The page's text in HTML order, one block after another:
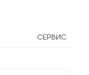
СЕРВИС